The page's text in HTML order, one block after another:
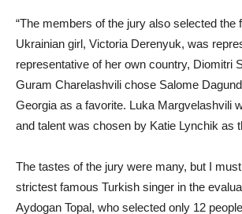
“The members of the jury also selected the
Ukrainian girl, Victoria Derenyuk, was
representative of her own country, Diomitri
Guram Charelashvili chose Salome
Georgia as a favorite. Luka Margvelashvili
and talent was chosen by Katie Lynchik as
The tastes of the jury were many, but I
strictest famous Turkish singer in the
Aydogan Topal, who selected only 12